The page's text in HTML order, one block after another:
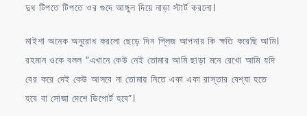
দুধ টিপতে টিপতে ওর গুদে আঙ্গুল দিয়ে নাড়া স্টার্ট করলো।
মাইশা অনেক অনুরোধ করলো ছেড়ে দিন প্লিজ আপনার কি ক্ষতি করেছি আমি।
রহমান ওকে বলল ”এখানে কেউ নেই তোমার আমি ছাড়া মনে রেখো আমি যদি
বের করে দেই কেউ আসবে না তোমায় নিতে একা একা রাস্তার বেশ্যা হতে
হবে বা সোজা দেশে ডিপোর্ট হবে”।